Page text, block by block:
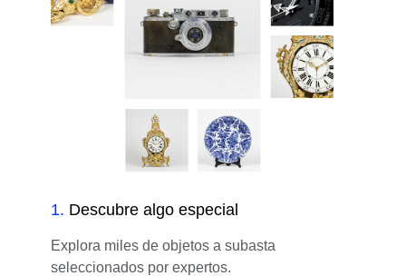
1. Descubre algo especial
Explora miles de objetos a subasta
seleccionados por expertos.